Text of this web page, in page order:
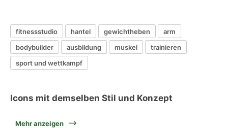
fitnessstudio hantel gewichtheben
arm
bodybuilder
ausbildung muskel
trainieren
sport und wettkampf
Icons mit demselben Stil und Konzept
Mehr anzeigen